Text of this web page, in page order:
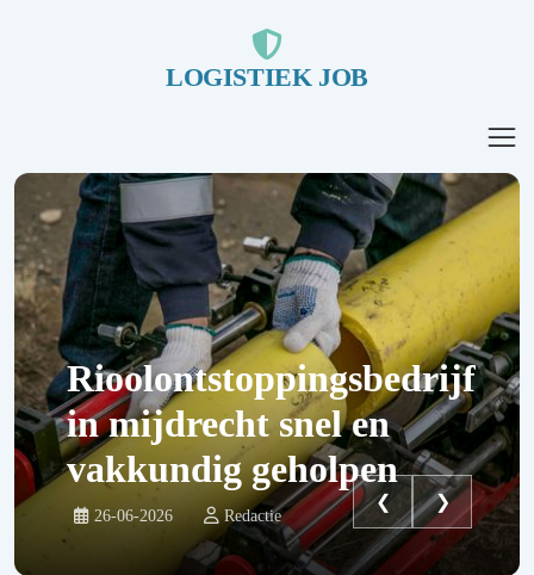
LOGISTIEK JOB
Rioolontstoppingsbedrijf
in mijdrecht snel en
vakkundig geholpen
26-06-2026 Redactie
❮ ❯